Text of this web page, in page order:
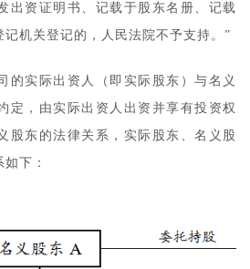
出资证明书、记载于股东名册、记载
机关登记的，人民法院不予支持。”
的实际出资人（即实际股东）与名义
定，由实际出资人出资并享有投资权
股东的法律关系，实际股东、名义股
下：